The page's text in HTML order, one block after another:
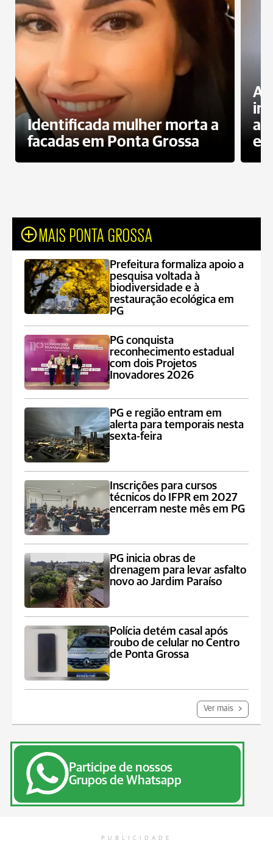
Identificada mulher morta a
facadas em Ponta Grossa
MAIS PONTA GROSSA
Prefeitura formaliza apoio a
pesquisa voltada à
biodiversidade e à
restauração ecológica em
PG
PG conquista
reconhecimento estadual
com dois Projetos
Inovadores 2026
PG e região entram em
alerta para temporais nesta
sexta-feira
Inscrições para cursos
técnicos do IFPR em 2027
encerram neste mês em PG
PG inicia obras de
drenagem para levar asfalto
novo ao Jardim Paraíso
Polícia detém casal após
roubo de celular no Centro
de Ponta Grossa
Ver mais
Participe de nossos
Grupos de Whatsapp
PUBLICIDADE